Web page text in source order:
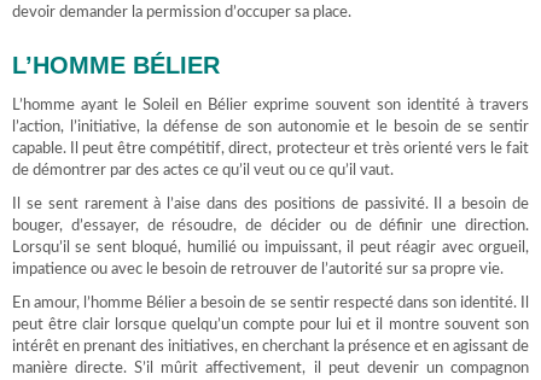
devoir demander la permission d’occuper sa place.
L’HOMME BÉLIER
L’homme ayant le Soleil en Bélier exprime souvent son identité à travers
l’action, l’initiative, la défense de son autonomie et le besoin de se sentir
capable. Il peut être compétitif, direct, protecteur et très orienté vers le fait
de démontrer par des actes ce qu’il veut ou ce qu’il vaut.
Il se sent rarement à l’aise dans des positions de passivité. Il a besoin de
bouger, d’essayer, de résoudre, de décider ou de définir une direction.
Lorsqu’il se sent bloqué, humilié ou impuissant, il peut réagir avec orgueil,
impatience ou avec le besoin de retrouver de l’autorité sur sa propre vie.
En amour, l’homme Bélier a besoin de se sentir respecté dans son identité. Il
peut être clair lorsque quelqu’un compte pour lui et il montre souvent son
intérêt en prenant des initiatives, en cherchant la présence et en agissant de
manière directe. S’il mûrit affectivement, il peut devenir un compagnon